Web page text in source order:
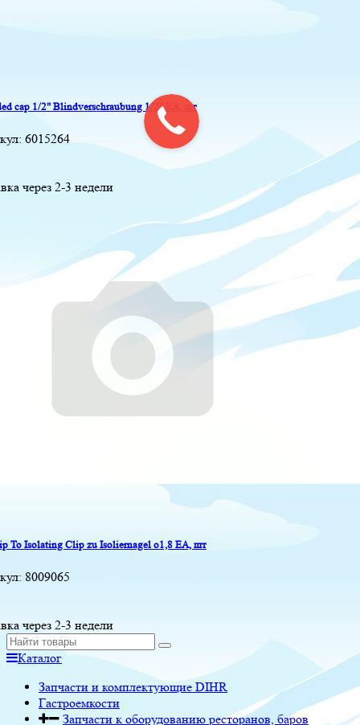
cap 1/2" Blindverschraubung 1/2" EA, шт
6015264
через 2-3 недели
To Isolating Clip zu Isoliernagel o1,8 EA, шт
8009065
через 2-3 недели
Каталог
Запчасти и комплектующие DIHR
Гастроемкости
Запчасти к оборудованию ресторанов, баров